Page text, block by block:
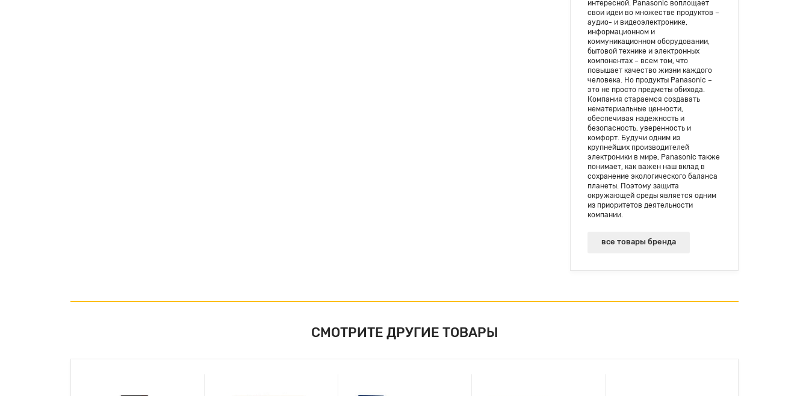
интересной. Panasonic воплощает
свои идеи во множестве продуктов –
аудио- и видеоэлектронике,
информационном и
коммуникационном оборудовании,
бытовой технике и электронных
компонентах – всем том, что
повышает качество жизни каждого
человека. Но продукты Panasonic –
это не просто предметы обихода.
Компания стараемся создавать
нематериальные ценности,
обеспечивая надежность и
безопасность, уверенность и
комфорт. Будучи одним из
крупнейших производителей
электроники в мире, Panasonic также
понимает, как важен наш вклад в
сохранение экологического баланса
планеты. Поэтому защита
окружающей среды является одним
из приоритетов деятельности
компании.
все товары бренда
СМОТРИТЕ ДРУГИЕ ТОВАРЫ